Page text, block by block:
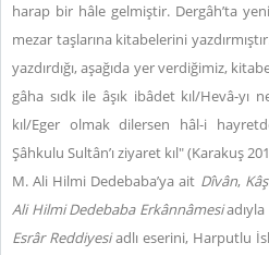
harap bir hâle gelmiştir. Dergâh’ta
mezar taşlarına kitabelerini
yazdırdığı, aşağıda yer verdiğimiz,
gâha sıdk ile âşık ibâdet kıl/Hevâ-yı
kıl/Eger olmak dilersen hâl-i
Şâhkulu Sultân’ı ziyaret kıl" (Karakuş
M. Ali Hilmi Dedebaba’ya ait Dîvân,
Ali Hilmi Dedebaba Erkânnâmesi
Esrâr Reddiyesiadlı eserini, Harputlu